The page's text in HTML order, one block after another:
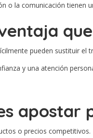
o la comunicación tienen
pueden sustituir el
y una atención
apostar
o precios competitivos.